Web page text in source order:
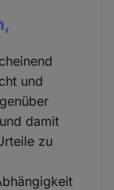
und
damit
zu